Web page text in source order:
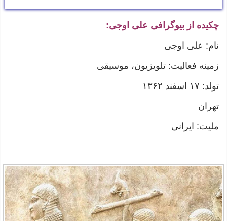
چکیده از بیوگرافی علی اوجی:
نام: علی اوجی
زمینه فعالیت: تلویزیون، موسیقی
تولد: ۱۷ اسفند ١٣۶۲
تهران
ملیت: ایرانی